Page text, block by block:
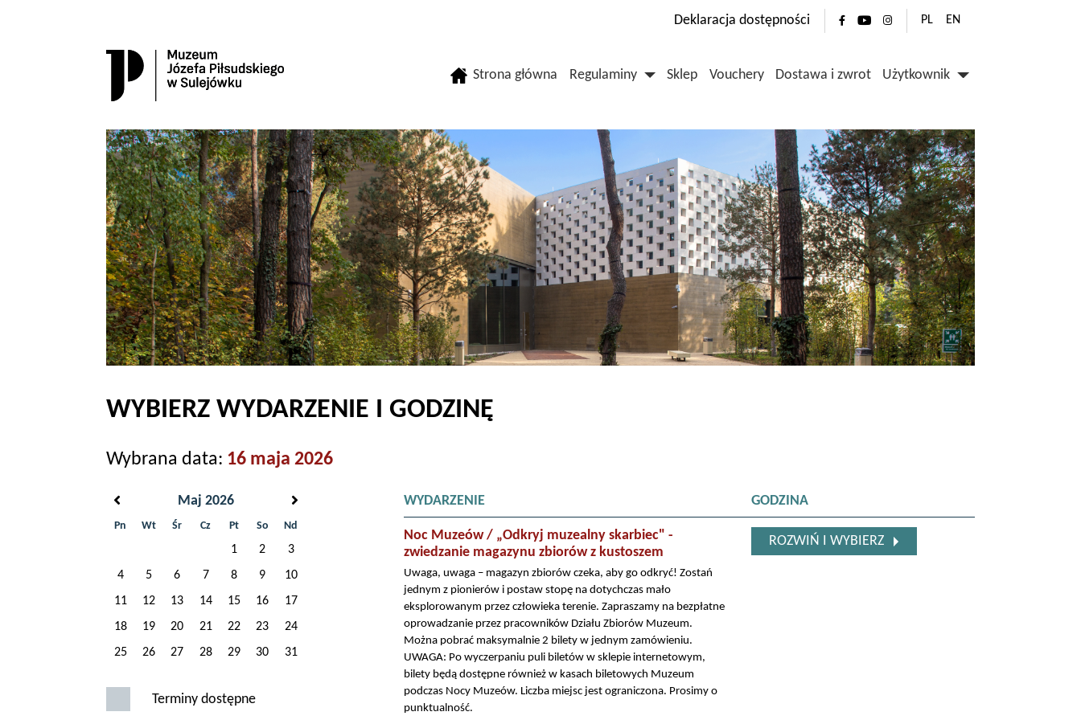
Deklaracja dostępności PL EN
Strona główna Regulaminy Sklep Vouchery Dostawa i zwrot Użytkownik
WYBIERZ WYDARZENIE I GODZINĘ
Wybrana data: 16 maja 2026
Maj 2026
Pn Wt Śr Cz Pt So Nd
1 2
3
4
5 6 7 8 9
10
11
12 13 14 15 16
17
18
19 20 21 22 23
24
25
26 27 28 29 30 31
Terminy dostępne
WYDARZENIE GODZINA
Noc Muzeów / „Odkryj muzealny skarbiec" -
zwiedzanie magazynu zbiorów z kustoszem
Uwaga, uwaga – magazyn zbiorów czeka, aby go odkryć! Zostań
jednym z pionierów i postaw stopę na dotychczas mało
eksplorowanym przez człowieka terenie. Zapraszamy na bezpłatne
oprowadzanie przez pracowników Działu Zbiorów Muzeum.
Można pobrać maksymalnie 2 bilety w jednym zamówieniu.
UWAGA: Po wyczerpaniu puli biletów w sklepie internetowym,
bilety będą dostępne również w kasach biletowych Muzeum
podczas Nocy Muzeów. Liczba miejsc jest ograniczona. Prosimy o
punktualność.
ROZWIŃ I WYBIERZ